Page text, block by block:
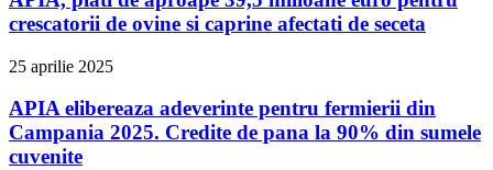
crescatorii de ovine si caprine afectati de seceta
25 aprilie 2025
APIA elibereaza adeverinte pentru fermierii din
Campania 2025. Credite de pana la 90% din sumele
cuvenite